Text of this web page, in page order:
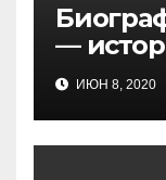
—
ИЮН 8, 2020